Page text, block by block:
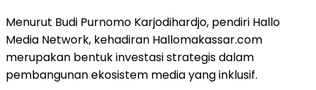
Menurut Budi Purnomo Karjodihardjo, pendiri Hallo
Media Network, kehadiran Hallomakassar.com
merupakan bentuk investasi strategis dalam
pembangunan ekosistem media yang inklusif.